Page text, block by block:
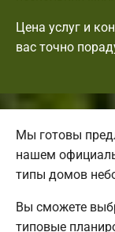
Цена услуг и
вас точно
Мы готовы
нашем
типы домов
Вы сможете
типовые